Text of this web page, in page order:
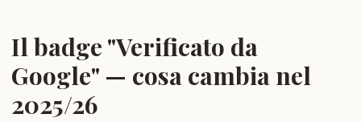
Il badge "Verificato da
Google" — cosa cambia nel
2025/26